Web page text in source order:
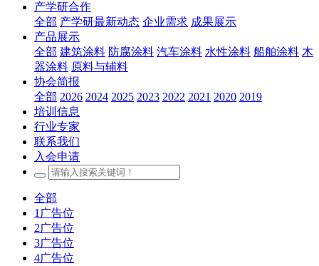
产学研合作
全部 产学研最新动态 企业需求 成果展示
产品展示
全部 建筑涂料 防腐涂料 汽车涂料 水性涂料 船舶涂料 木
器涂料 原料与辅料
协会简报
全部 2026 2024 2025 2023 2022 2021 2020 2019
培训信息
行业专家
联系我们
入会申请
全部
1广告位
2广告位
3广告位
4广告位